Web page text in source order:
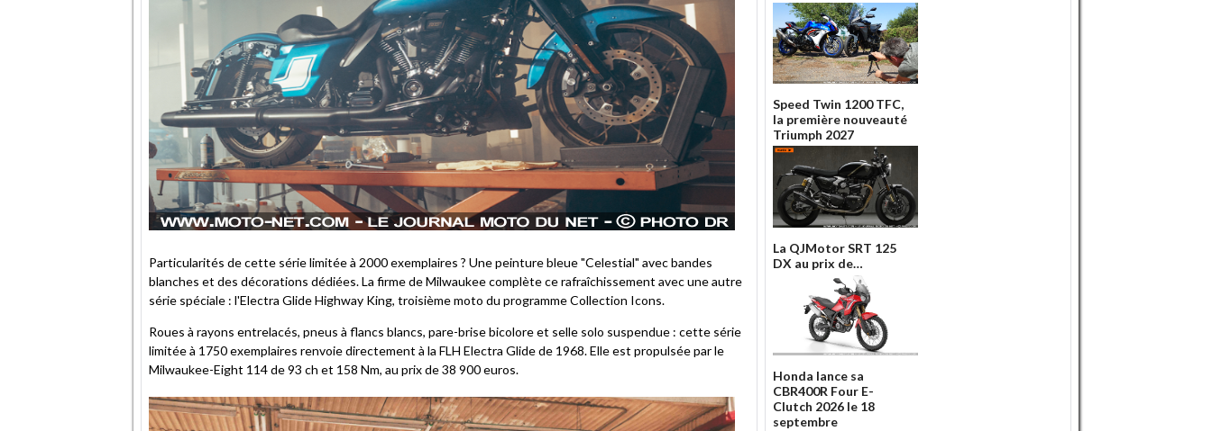
Particularités de cette série limitée à 2000 exemplaires ? Une peinture bleue "Celestial" avec bandes
blanches et des décorations dédiées. La firme de Milwaukee complète ce rafraîchissement avec une autre
série spéciale : l'Electra Glide Highway King, troisième moto du programme Collection Icons.
Roues à rayons entrelacés, pneus à flancs blancs, pare-brise bicolore et selle solo suspendue : cette série
limitée à 1750 exemplaires renvoie directement à la FLH Electra Glide de 1968. Elle est propulsée par le
Milwaukee-Eight 114 de 93 ch et 158 Nm, au prix de 38 900 euros.
Speed Twin 1200 TFC,
la première nouveauté
Triumph 2027
La QJMotor SRT 125
DX au prix de…
Honda lance sa
CBR400R Four E-
Clutch 2026 le 18
septembre